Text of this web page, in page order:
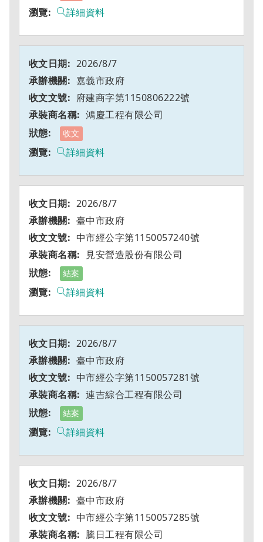
詳細資料
2026/8/7
嘉義市政府
府建商字第1150806222號
鴻慶工程有限公司
收文
詳細資料
2026/8/7
臺中市政府
中市經公字第1150057240號
見安營造股份有限公司
結案
詳細資料
2026/8/7
臺中市政府
中市經公字第1150057281號
連吉綜合工程有限公司
結案
詳細資料
2026/8/7
臺中市政府
中市經公字第1150057285號
騰日工程有限公司